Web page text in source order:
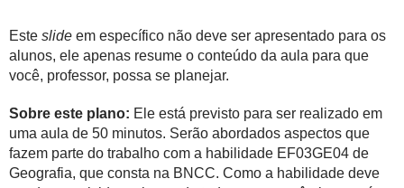
Este slide em específico não deve ser apresentado para os
alunos, ele apenas resume o conteúdo da aula para que
você, professor, possa se planejar.
Sobre este plano: Ele está previsto para ser realizado em
uma aula de 50 minutos. Serão abordados aspectos que
fazem parte do trabalho com a habilidade EF03GE04 de
Geografia, que consta na BNCC. Como a habilidade deve